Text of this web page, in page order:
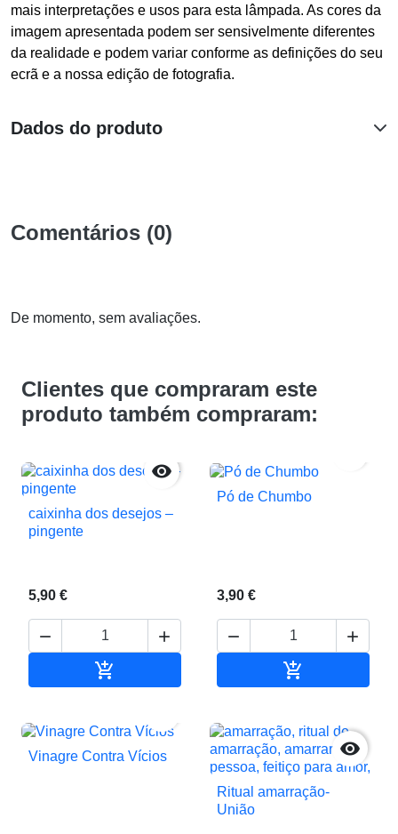
mais interpretações e usos para esta lâmpada. As cores da
imagem apresentada podem ser sensivelmente diferentes
da realidade e podem variar conforme as definições do seu
ecrã e a nossa edição de fotografia.
Dados do produto
Comentários (0)
De momento, sem avaliações.
Clientes que compraram este
produto também compraram:

caixinha dos desejos –
pingente
5,90 €
 

Pó de Chumbo
3,90 €
 

Vinagre Contra Vícios 
Ritual amarração-
União